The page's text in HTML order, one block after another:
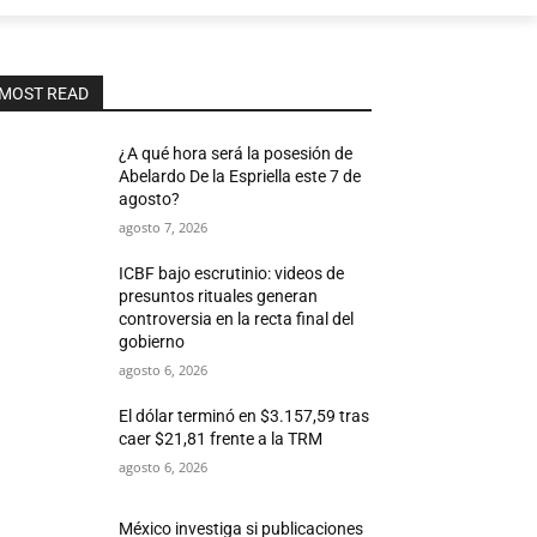
READ
¿A qué hora será la posesión de
Abelardo De la Espriella este 7 de
agosto?
agosto 7, 2026
ICBF bajo escrutinio: videos de
presuntos rituales generan
controversia en la recta final del
gobierno
agosto 6, 2026
El dólar terminó en $3.157,59 tras
caer $21,81 frente a la TRM
agosto 6, 2026
México investiga si publicaciones